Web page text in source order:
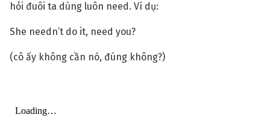
hỏi đuôi ta dùng luôn need. Ví dụ:
She needn’t do it, need you?
(cô ấy không cần nó, đúng không?)